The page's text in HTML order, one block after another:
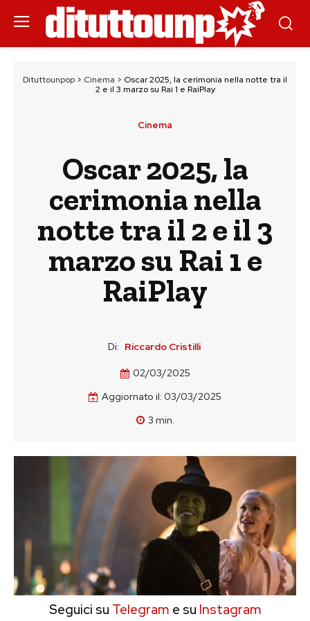
Dituttounpop > Cinema > Oscar 2025, la cerimonia nella notte tra il
2 e il 3 marzo su Rai 1 e RaiPlay
Cinema
Oscar 2025, la
cerimonia nella
notte tra il 2 e il 3
marzo su Rai 1 e
RaiPlay
Di: Riccardo Cristilli
02/03/2025
Aggiornato il: 03/03/2025
3 min.
Seguici su Telegram e su Instagram